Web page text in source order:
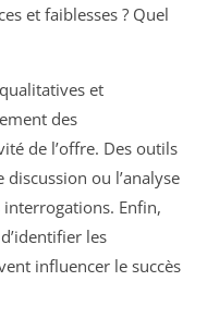
et faiblesses ? Quel
et
des
de l’offre. Des outils
ou l’analyse
Enfin,
les
influencer le succès